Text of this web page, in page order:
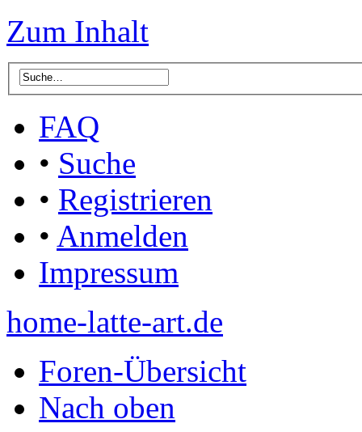
Zum Inhalt
FAQ
• Suche
• Registrieren
• Anmelden
Impressum
home-latte-art.de
Foren-Übersicht
Nach oben